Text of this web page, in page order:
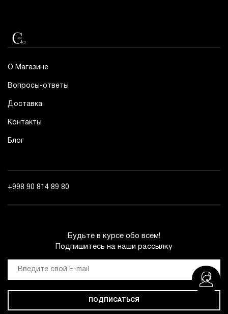
О Магазине
Вопросы-ответы
Доставка
Контакты
Блог
+998 90 814 89 80
Будьте в курсе обо всем!
Подпишитесь на наши рассылку
ПОДПИСАТЬСЯ